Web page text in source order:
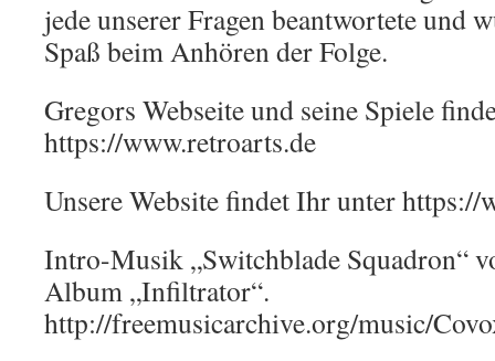
jede unserer Fragen beantwortete und
Spaß beim Anhören der Folge.
Gregors Webseite und seine Spiele
https://www.retroarts.de
Unsere Website findet Ihr unter https://
Intro-Musik „Switchblade Squadron“
Album „Infiltrator“.
http://freemusicarchive.org/music/